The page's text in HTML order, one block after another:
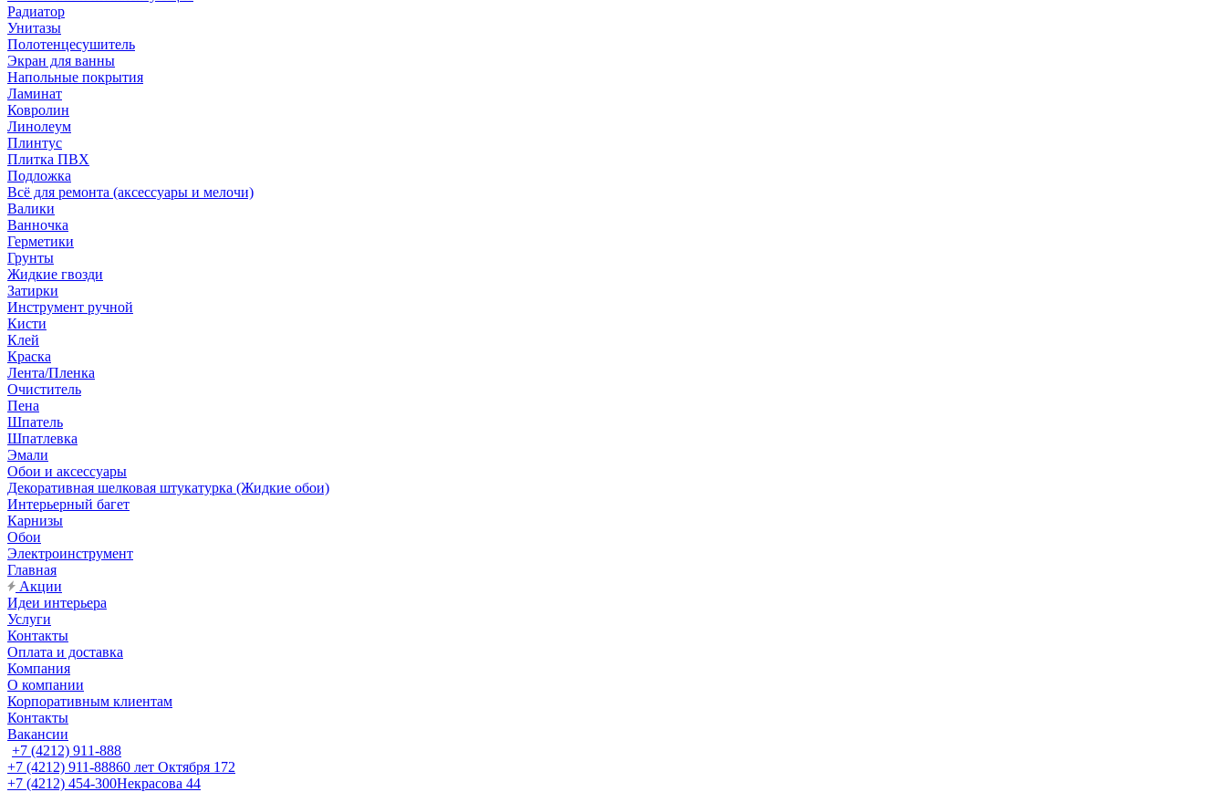
Радиатор
Унитазы
Полотенцесушитель
Экран для ванны
Напольные покрытия
Ламинат
Ковролин
Линолеум
Плинтус
Плитка ПВХ
Подложка
Всё для ремонта (аксессуары и мелочи)
Валики
Ванночка
Герметики
Грунты
Жидкие гвозди
Затирки
Инструмент ручной
Кисти
Клей
Краска
Лента/Пленка
Очиститель
Пена
Шпатель
Шпатлевка
Эмали
Обои и аксессуары
Декоративная шелковая штукатурка (Жидкие обои)
Интерьерный багет
Карнизы
Обои
Электроинструмент
Главная
Акции
Идеи интерьера
Услуги
Контакты
Оплата и доставка
Компания
О компании
Корпоративным клиентам
Контакты
Вакансии
+7 (4212) 911-888
+7 (4212) 911-88860 лет Октября 172
+7 (4212) 454-300Некрасова 44